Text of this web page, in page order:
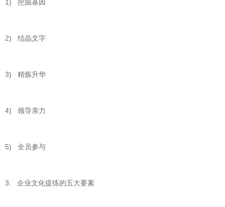
1) 挖掘基因
2) 结晶文字
3) 精炼升华
4) 领导亲力
5) 全员参与
3. 企业文化提练的五大要素